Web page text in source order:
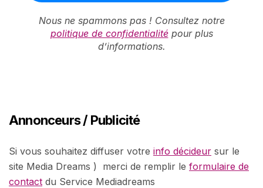
Nous ne spammons pas ! Consultez notre
politique de confidentialitépour plus
d’informations.
Annonceurs / Publicité
Si vous souhaitez diffuser votre info décideur sur le
site Media Dreams ) merci de remplir le formulaire de
contact du Service Mediadreams